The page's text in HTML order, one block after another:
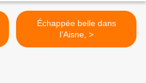
Échappée belle dans
l’Aisne, >